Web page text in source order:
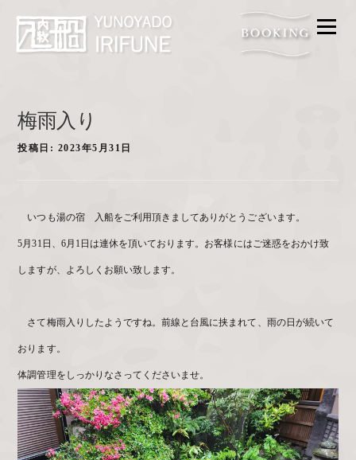
メニ
梅雨入り
投稿日: 2023年5月31日
いつも湯の宿 入船をご利用頂きましてありがとうございます。
5月31日、6月1日は連休を頂いております。お客様にはご迷惑をおかけ致
しますが、よろしくお願い致します。
さて梅雨入りしたようですね。前線と台風に挟まれて、雨の日が続いて
おります。
体調管理をしっかりなさってくださいませ。